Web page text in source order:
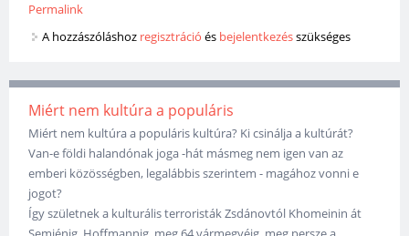
Permalink
A hozzászóláshoz regisztráció és bejelentkezésszükséges
Miért nem kultúra a populáris
Miért nem kultúra a populáris kultúra? Ki csinálja a kultúrát?
Van-e földi halandónak joga -hát másmeg nem igen van az
emberi közösségben, legalábbis szerintem - magához vonni e
jogot?
Így születnek a kulturális terroristák Zsdánovtól Khomeinin át